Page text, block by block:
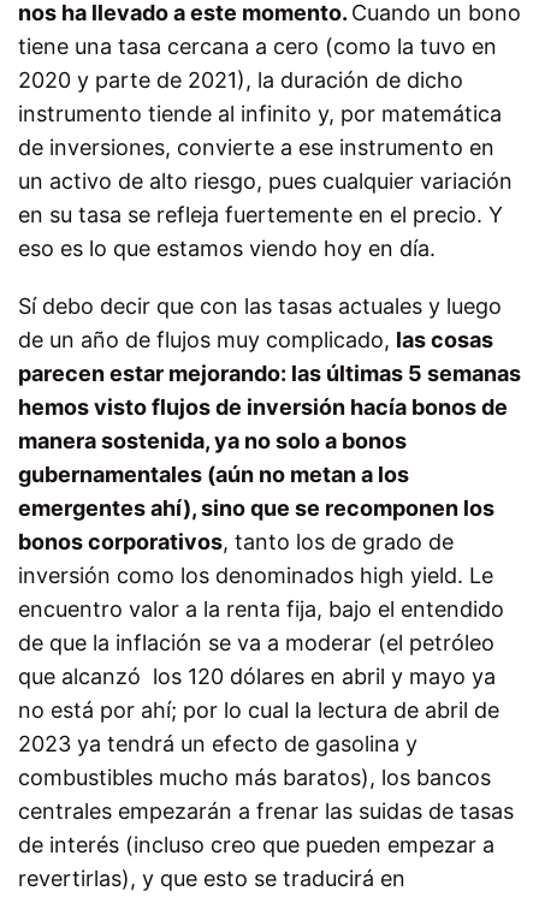
nos ha llevado a este momento. Cuando un bono
tiene una tasa cercana a cero (como la tuvo en
2020 y parte de 2021), la duración de dicho
instrumento tiende al infinito y, por matemática
de inversiones, convierte a ese instrumento en
un activo de alto riesgo, pues cualquier variación
en su tasa se refleja fuertemente en el precio. Y
eso es lo que estamos viendo hoy en día.
Sí debo decir que con las tasas actuales y luego
de un año de flujos muy complicado, las cosas
parecen estar mejorando: las últimas 5 semanas
hemos visto flujos de inversión hacía bonos de
manera sostenida, ya no solo a bonos
gubernamentales (aún no metan a los
emergentes ahí), sino que se recomponen los
bonos corporativos, tanto los de grado de
inversión como los denominados high yield. Le
encuentro valor a la renta fija, bajo el entendido
de que la inflación se va a moderar (el petróleo
que alcanzó los 120 dólares en abril y mayo ya
no está por ahí; por lo cual la lectura de abril de
2023 ya tendrá un efecto de gasolina y
combustibles mucho más baratos), los bancos
centrales empezarán a frenar las suidas de tasas
de interés (incluso creo que pueden empezar a
revertirlas), y que esto se traducirá en